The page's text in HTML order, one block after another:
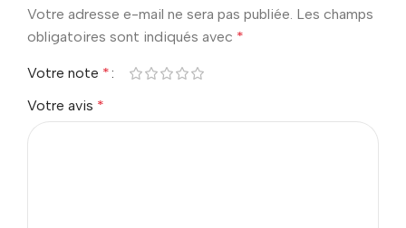
Votre adresse e-mail ne sera pas publiée. Les champs
obligatoires sont indiqués avec *
Votre note *
Votre avis *